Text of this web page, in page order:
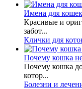
Имена для
Красивые и
забот...
Клички для
Почему кошка не
Почему кошка
котор...
Болезни и